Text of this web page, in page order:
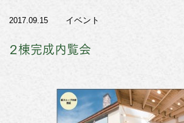
2017.09.15 イベント
２棟完成内覧会